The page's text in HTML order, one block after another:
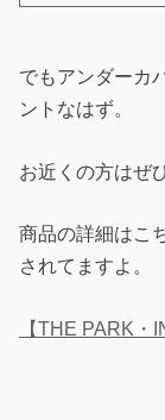
でもアンダーカ
ントなはず。
お近くの方はぜ
商品の詳細はこ
されてますよ。
【THE PARK・